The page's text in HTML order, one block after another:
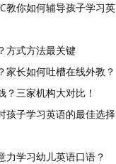
教你如何辅导孩子学习英
方式方法最关键
家长如何吐槽在线外教？
三家机构大对比！
孩子学习英语的最佳选择
力学习幼儿英语口语？